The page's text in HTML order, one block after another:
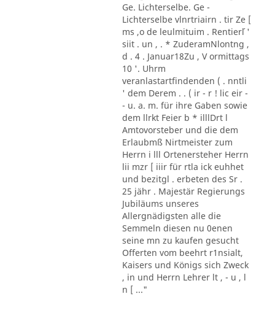
Ge. Lichterselbe. Ge -
Lichterselbe vlnrtriairn . tir Ze [
ms ,o de leulmituim . Rentier´l '
siit . un , . * ZuderamNlontng ,
d . 4 . Januar18Zu , V ormittags
10 '. Uhrm
veranlastartfindenden ( . nntli
' dem Derem . . ( ir - r ! lic eir -
- u. a. m. für ihre Gaben sowie
dem llrkt Feier b * illlDrt l
Amtovorsteber und die dem
Erlaubmß Nirtmeister zum
Herrn i lll Ortenersteher Herrn
lii mzr [ iiir für rtla ick euhhet
und bezitgl . erbeten des Sr .
25 jähr . Majestär Regierungs
Jubiläums unseres
Allergnädigsten alle die
Semmeln diesen nu 0enen
seine mn zu kaufen gesucht
Offerten vom beehrt r1nsialt,
Kaisers und Königs sich Zweck
, in und Herrn Lehrer lt , - u , l
n [ ..."